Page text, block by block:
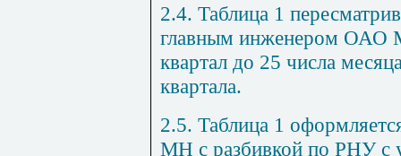
2.4. Таблица 1
главным инженером ОАО
квартал до 25 числа
квартала.
2.5. Таблица 1
МН с разбивкой по РНУ с